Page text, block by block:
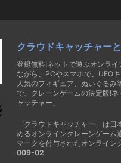
クラウドキャッチャー
登録無料!ネットで遊ぶオンラ
ながら、PCやスマホで、UFO
人気のフィギュア、ぬいぐるみ
で、クレーンゲームの決定版!
ャッチャー」
「クラウドキャッチャー」は
めるオンラインクレーンゲーム
マークを付与されたオンライン
009-02